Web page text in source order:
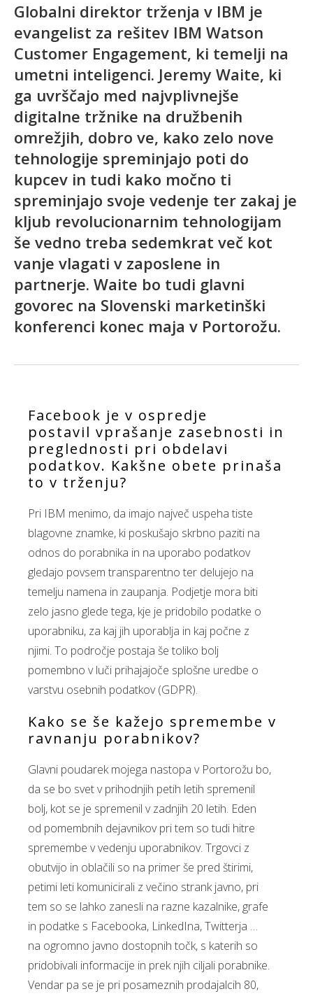
Globalni direktor trženja v IBM je
evangelist za rešitev IBM Watson
Customer Engagement, ki temelji na
umetni inteligenci. Jeremy Waite, ki
ga uvrščajo med najvplivnejše
digitalne tržnike na družbenih
omrežjih, dobro ve, kako zelo nove
tehnologije spreminjajo poti do
kupcev in tudi kako močno ti
spreminjajo svoje vedenje ter zakaj je
kljub revolucionarnim tehnologijam
še vedno treba sedemkrat več kot
vanje vlagati v zaposlene in
partnerje. Waite bo tudi glavni
govorec na Slovenski marketinški
konferenci konec maja v Portorožu.
Facebook je v ospredje
postavil vprašanje zasebnosti in
preglednosti pri obdelavi
podatkov. Kakšne obete prinaša
to v trženju?
Pri IBM menimo, da imajo največ uspeha tiste
blagovne znamke, ki poskušajo skrbno paziti na
odnos do porabnika in na uporabo podatkov
gledajo povsem transparentno ter delujejo na
temelju namena in zaupanja. Podjetje mora biti
zelo jasno glede tega, kje je pridobilo podatke o
uporabniku, za kaj jih uporablja in kaj počne z
njimi. To področje postaja še toliko bolj
pomembno v luči prihajajoče splošne uredbe o
varstvu osebnih podatkov (GDPR).
Kako se še kažejo spremembe v
ravnanju porabnikov?
Glavni poudarek mojega nastopa v Portorožu bo,
da se bo svet v prihodnjih petih letih spremenil
bolj, kot se je spremenil v zadnjih 20 letih. Eden
od pomembnih dejavnikov pri tem so tudi hitre
spremembe v vedenju uporabnikov. Trgovci z
obutvijo in oblačili so na primer še pred štirimi,
petimi leti komunicirali z večino strank javno, pri
tem so se lahko zanesli na razne kazalnike, grafe
in podatke s Facebooka, LinkedIna, Twitterja …
na ogromno javno dostopnih točk, s katerih so
pridobivali informacije in prek njih ciljali porabnike.
Vendar pa se je pri posameznih prodajalcih 80,